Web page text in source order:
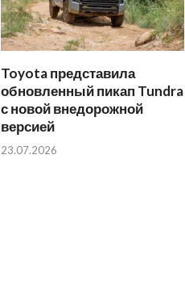
Toyota представила
обновленный пикап Tundra
с новой внедорожной
версией
23.07.2026